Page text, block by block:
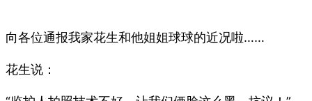
向各位通报我家花生和他姐姐球球的近况啦……
花生说：